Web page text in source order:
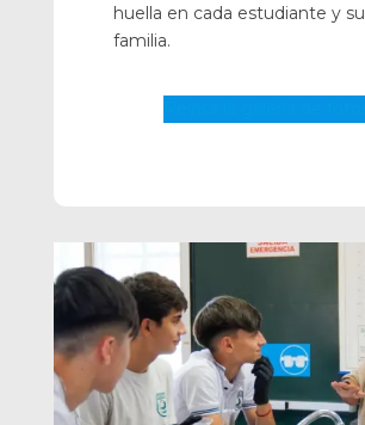
huella en cada estudiante y su
familia.